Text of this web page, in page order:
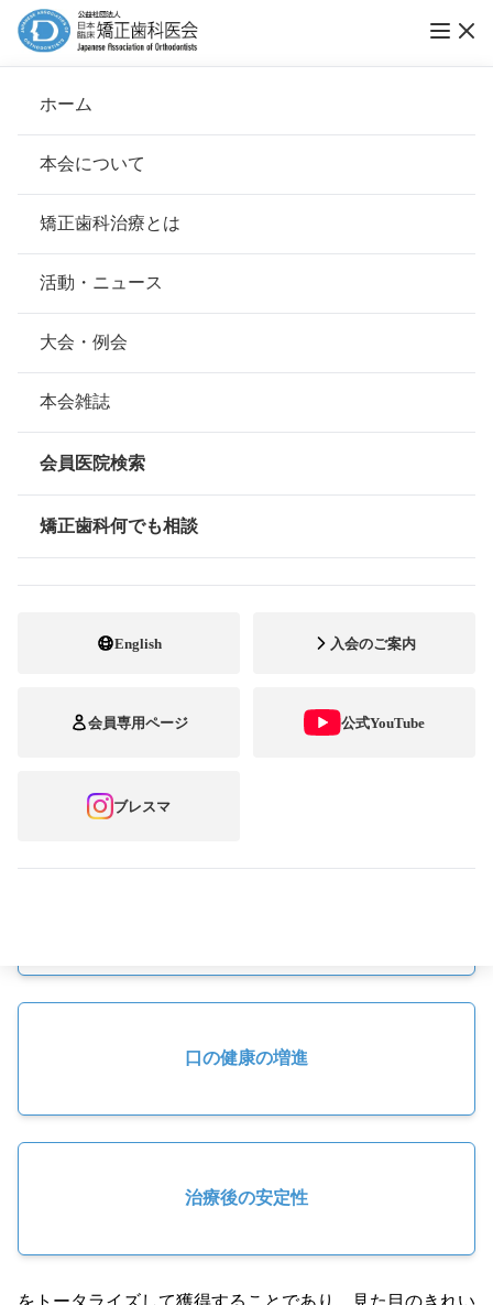
ホーム
本会について
会長挨拶
基本理念
組織について
本会の歴史
情報公開
矯正歯科治療とは
安心して治療を受けていただくための「6つの指針」
安心できる矯正歯科治療契約のための「7つの提言」
矯正歯科治療について
活動・ニュース
大会・例会
本会雑誌
会員医院検索
矯正歯科何でも相談
English 入会のご案内
会員専用ページ 公式YouTube
ブレスマ
公益社団法人日本臨床矯正歯科医会のオルソ
ドンティストがめざす「矯正歯科治療」とは
本会の矯正歯科治療に関する考え方
が目指す”矯正歯科治療”とは－
矯正歯科治療は、歯の位置やあごの骨を長い時間かけて少
しずつ変化させ、悪い歯並びを治し、よい咬み合わせを実
現させていきます。それは顎や顔を構成する骨格が調和の
とれている状態で、口腔機能の改善と向上を伴うことを前
のです。
口の健康の増進
治療後の安定性
をトータライズして獲得することであり、見た目のきれい